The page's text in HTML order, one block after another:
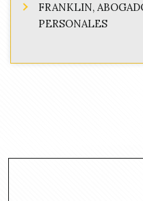
FRANKLIN,
PERSONALES